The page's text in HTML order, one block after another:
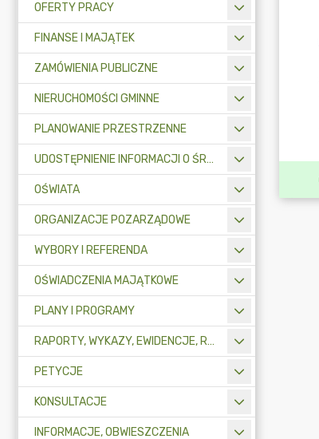
OFERTY PRACY
FINANSE I MAJĄTEK
ZAMÓWIENIA PUBLICZNE
NIERUCHOMOŚCI GMINNE
PLANOWANIE PRZESTRZENNE
UDOSTĘPNIENIE INFORMACJI O ŚRODOWISKU
OŚWIATA
ORGANIZACJE POZARZĄDOWE
WYBORY I REFERENDA
OŚWIADCZENIA MAJĄTKOWE
PLANY I PROGRAMY
RAPORTY, WYKAZY, EWIDENCJE, REJESTRY
PETYCJE
KONSULTACJE
INFORMACJE, OBWIESZCZENIA